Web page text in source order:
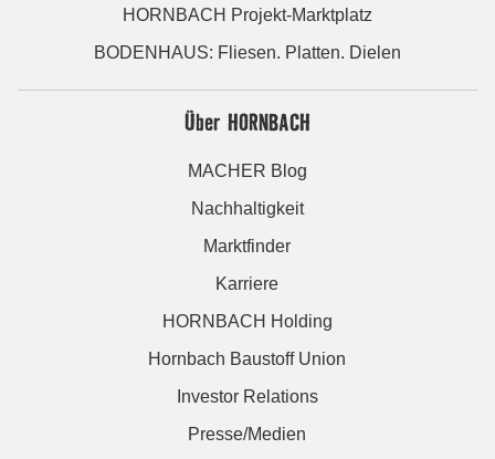
HORNBACH Projekt-Marktplatz
BODENHAUS: Fliesen. Platten. Dielen
Über HORNBACH
MACHER Blog
Nachhaltigkeit
Marktfinder
Karriere
HORNBACH Holding
Hornbach Baustoff Union
Investor Relations
Presse/Medien